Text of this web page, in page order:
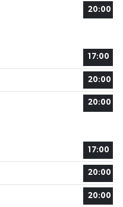
20:00
17:00
20:00
20:00
17:00
20:00
20:00